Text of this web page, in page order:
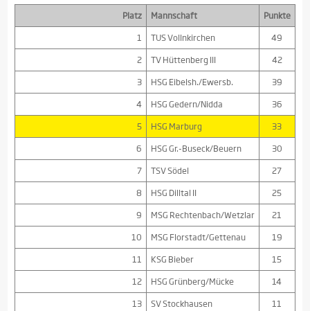
Platz Mannschaft
Punkte
1
TUS Vollnkirchen
49
2
TV Hüttenberg III
42
3
HSG Eibelsh./Ewersb.
39
4
HSG Gedern/Nidda
36
5
HSG Marburg
33
6
HSG Gr.-Buseck/Beuern
30
7
TSV Södel
27
8
HSG Dilltal II
25
9
MSG Rechtenbach/Wetzlar
21
10
MSG Florstadt/Gettenau
19
11
KSG Bieber
15
12
HSG Grünberg/Mücke
14
13
SV Stockhausen
11